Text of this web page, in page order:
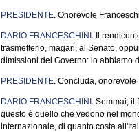
PRESIDENTE. Onorevole
DARIO FRANCESCHINI . Il
trasmetterlo, magari, al Senato,
dimissioni del Governo: lo abbiamo
PRESIDENTE. Concluda, onorevole
DARIO FRANCESCHINI . Semmai, il
questo è quello che vedono nel
internazionale, di quanto costa